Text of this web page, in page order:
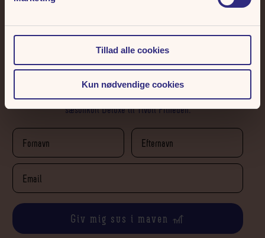
Tillad alle cookies
Kun nødvendige cookies
Frihedens Nyhedsbrev
Skriv dig op til vores nyhedsbrev. Hver måned udtrækker vi 3 x 2
sæsonkort Deluxe til Tivoli Friheden.
Giv mig sus i maven 🎢